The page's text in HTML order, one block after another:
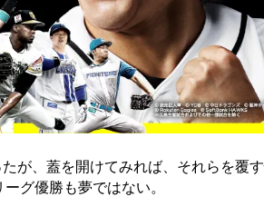
が、蓋を開けてみれば、それらを覆
グ優勝も夢ではない。